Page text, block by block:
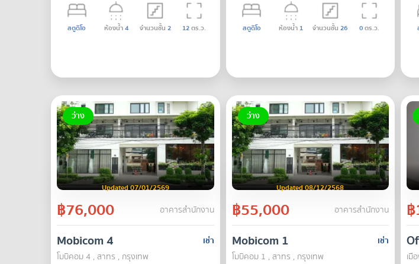
สตูดิโอ ห้องน้ำ4 จำนวนชั้น 2 12ตร.ว. สตูดิโอ ห้องน้ำ 1 จำนวนชั้น 26 0ตร.ว.
ว่าง
Updated 07/01/2569
฿76,000 อาคารสำนักงาน
เช่า
Mobicom 4
โมบิคอม 4 , สาทร , กรุงเทพ
ว่าง
Updated 08/12/2568
฿55,000 อาคารสำนักงาน
เช่า
Mobicom 1
โมบิคอม 1 , สาทร , กรุงเทพ เมื